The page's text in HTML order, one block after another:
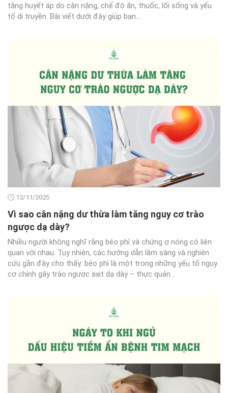
tăng huyết áp do cân nặng, chế độ ăn, thuốc, lối sống và yếu
tố di truyền. Bài viết dưới đây giúp bạn...
12/11/2025
Vì sao cân nặng dư thừa làm tăng nguy cơ trào
ngược dạ dày?
Nhiều người không nghĩ rằng béo phì và chứng ợ nóng có liên
quan với nhau. Tuy nhiên, các hướng dẫn lâm sàng và nghiên
cứu gần đây cho thấy: béo phì là một trong những yếu tố nguy
cơ chính gây trào ngược axit dạ dày – thực quản...